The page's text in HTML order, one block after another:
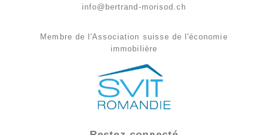
info@bertrand-morisod.ch
Membre de l'Association suisse de l'économie
immobilière